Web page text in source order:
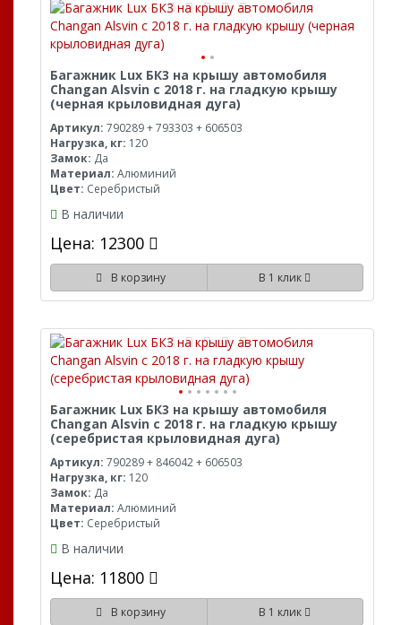
Багажник Lux БК3 на крышу автомобиля
Changan Alsvin с 2018 г. на гладкую крышу
(черная крыловидная дуга)
Артикул: 790289 + 793303 + 606503
Нагрузка, кг: 120
Замок: Да
Материал: Алюминий
Цвет: Серебристый
В наличии
Цена: 12300
В корзину В 1 клик
Багажник Lux БК3 на крышу автомобиля
Changan Alsvin с 2018 г. на гладкую крышу
(серебристая крыловидная дуга)
Артикул: 790289 + 846042 + 606503
Нагрузка, кг: 120
Замок: Да
Материал: Алюминий
Цвет: Серебристый
В наличии
Цена: 11800
В корзину В 1 клик